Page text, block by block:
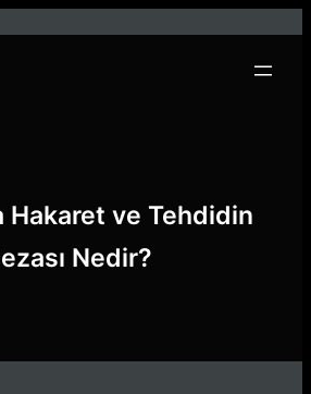
Hakaret ve Tehdidin
Nedir?